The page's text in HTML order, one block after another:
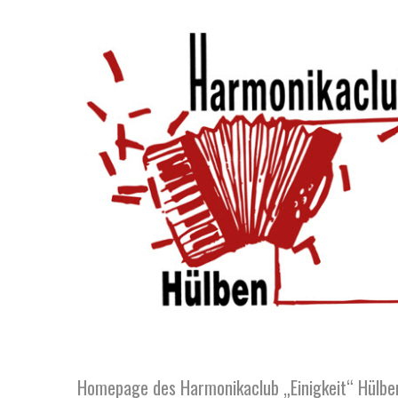
Homepage des Harmonikaclub „Einigkeit“